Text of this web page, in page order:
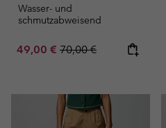
Wasser- und
schmutzabweisend
Sale price:
49,00 € Regular price:
70,00 €